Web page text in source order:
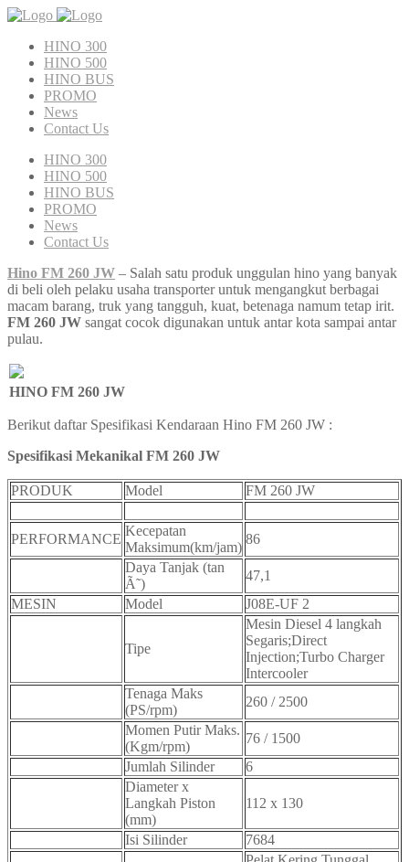
HINO 300
HINO 500
HINO BUS
PROMO
News
Contact Us
HINO 300
HINO 500
HINO BUS
PROMO
News
Contact Us
Hino FM 260 JW – Salah satu produk unggulan hino yang banyak
di beli oleh pelaku usaha transporter untuk mengangkut berbagai
macam barang, truk yang tangguh, kuat, betenaga namum tetap irit.
FM 260 JW sangat cocok digunakan untuk antar kota sampai antar
pulau.
HINO FM 260 JW
Berikut daftar Spesifikasi Kendaraan Hino FM 260 JW :
Spesifikasi Mekanikal FM 260 JW
PRODUK Model FM 260 JW
PERFORMANCE
Kecepatan
Maksimum(km/jam)
86
Daya Tanjak (tan
Ã˜)
47,1
MESIN
Model J08E-UF 2
Tipe
Mesin Diesel 4 langkah
Segaris;Direct
Injection;Turbo Charger
Intercooler
Tenaga Maks
(PS/rpm)
260 / 2500
Momen Putir Maks.
(Kgm/rpm)
76 / 1500
Jumlah Silinder
6
Diameter x
Langkah Piston
(mm)
112 x 130
Isi Silinder
7684